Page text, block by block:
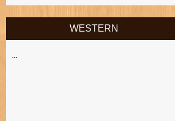
WESTERN
...